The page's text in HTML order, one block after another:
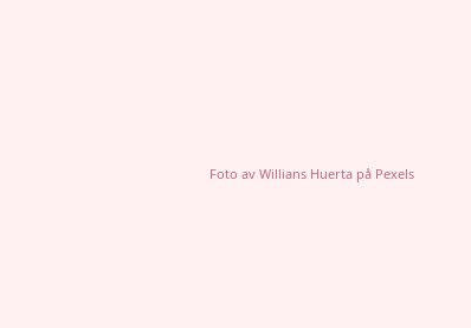
Foto av Willians Huertapå Pexels